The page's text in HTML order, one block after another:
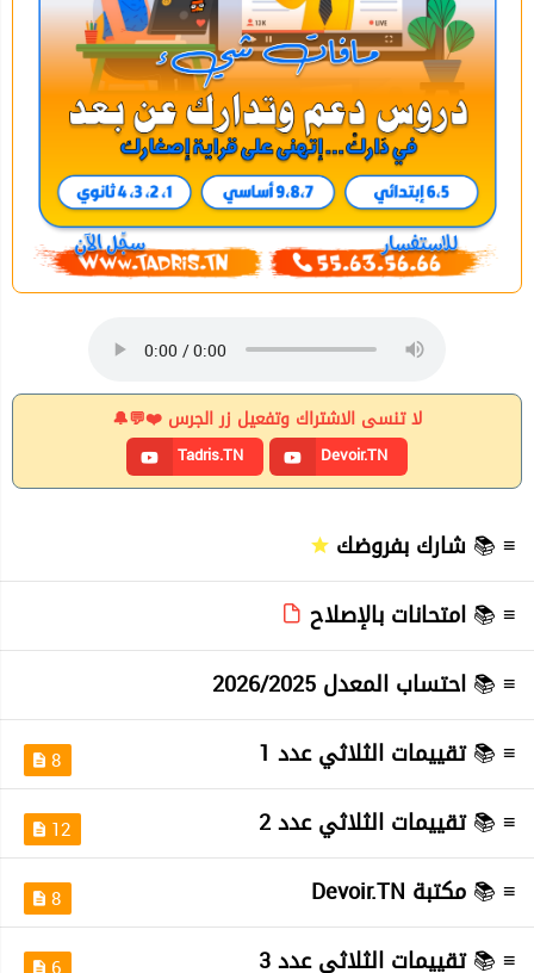
لا تنسى الاشتراك وتفعيل زر الجرس ❤️💬🔔
Tadris.TN Devoir.TN
≡ 📚 شارك بفروضك
≡ 📚 امتحانات بالإصلاح
≡ 📚 احتساب المعدل 2026/2025
≡ 📚تقييمات الثلاثي عدد 1 8
≡ 📚تقييمات الثلاثي عدد 2 12
≡ 📚 مكتبة Devoir.TN 8
≡ 📚تقييمات الثلاثي عدد 3